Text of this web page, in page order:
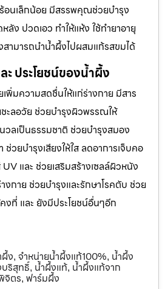
อนเล็กน้อย มีสรรพคุณช่วยบำรุง
ลัง ปวดเอว ทำให้แห้ง ใช้ทำยาอายุ
ามารถนำน้ำผึ้งไปผสมแก้รสขมได้
ประโยชน์ของน้ำผึ้ง
พิ่มความสดชื่นให้แก่ร่างกาย มีสาร
ะลอวัย ช่วยบำรุงผิวพรรณให้
วลเป็นธรรมชาติ ช่วยบำรุงสมอง
ช่วยบำรุงเสียงให้ใส ลดอาการเจ็บคอ
และ ช่วยเสริมสร้างเซลล์ผิวหนัง
งกาย ช่วยบำรุงและรักษาโรคตับ ช่วย
งที่ และ ยังมีประโยชน์อื่นๆอีก
ง, จำหน่ายน้ำผึ้งแท้100%, น้ำผึ้ง
ริสุทธิ์, น้ำผึ้งแท้, น้ำผึ้งแท้จาก
จิตร, ฟาร์มผึ้ง